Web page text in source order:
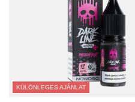
KÜLÖNLEGES AJÁNLAT